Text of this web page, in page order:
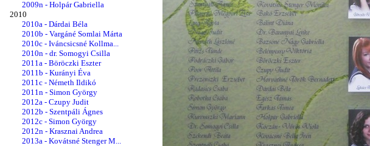
2009n - Holpár Gabriella
2010
2010a - Dárdai Béla
2010b - Vargáné Somlai Márta
2010c - Iváncsicsné Kollma...
2010n - dr. Somogyi Csilla
2011a - Böröczki Eszter
2011b - Kurányi Éva
2011c - Németh Ildikó
2011n - Simon György
2012a - Czupy Judit
2012b - Szentpáli Ágnes
2012c - Simon György
2012n - Krasznai Andrea
2013a - Kovátsné Stenger M...